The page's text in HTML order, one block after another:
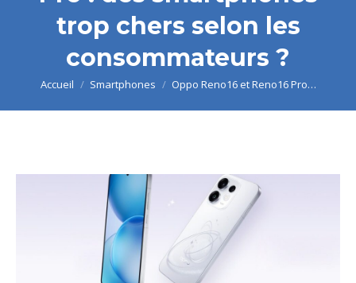
trop chers selon les
consommateurs ?
Vous êtes ici :
Accueil Smartphones Oppo Reno16 et Reno16 Pro…